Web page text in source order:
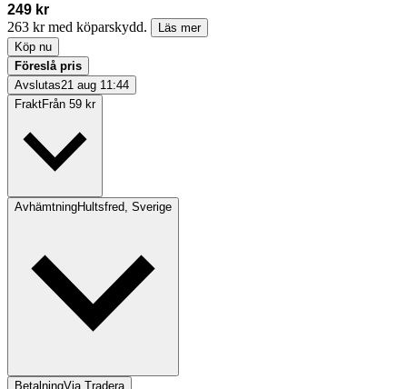
249 kr
263 kr med köparskydd.
Läs mer
Köp nu
Föreslå pris
Avslutas21 aug 11:44
FraktFrån 59 kr
AvhämtningHultsfred, Sverige
BetalningVia Tradera